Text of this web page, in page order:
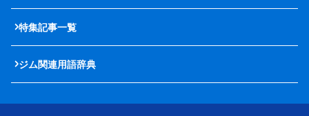
特集記事一覧
ジム関連用語辞典